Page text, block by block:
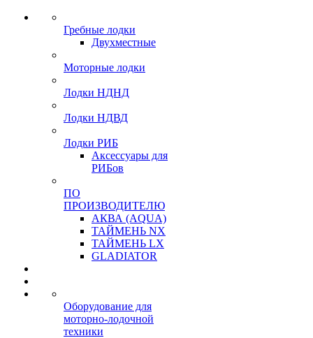
Гребные лодки
Двухместные
Моторные лодки
Лодки НДНД
Лодки НДВД
Лодки РИБ
Аксессуары для
РИБов
ПО
ПРОИЗВОДИТЕЛЮ
АКВА (AQUA)
ТАЙМЕНЬ NX
ТАЙМЕНЬ LX
GLADIATOR
Оборудование для
моторно-лодочной
техники